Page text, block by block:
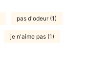
pas d'odeur (1)
je n'aime pas (1)